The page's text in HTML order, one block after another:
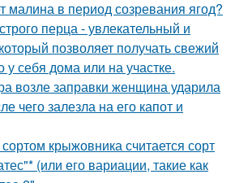
малина в период созревания ягод?
перца - увлекательный и
позволяет получать свежий
себя дома или на участке.
возле заправки женщина ударила
чего залезла на его капот и
крыжовника считается сорт
(или его вариации, такие как